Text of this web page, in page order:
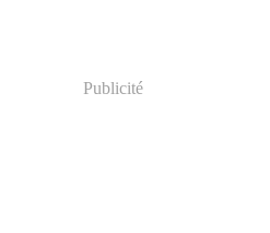
Publicité